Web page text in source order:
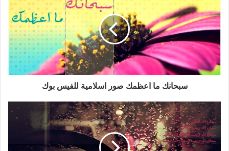
سبحانك ما اعظمك صور اسلامية للفيس بوك